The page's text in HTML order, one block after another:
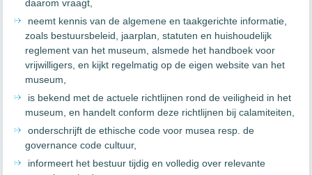
daarom vraagt,
neemt kennis van de algemene en taakgerichte informatie,
zoals bestuursbeleid, jaarplan, statuten en huishoudelijk
reglement van het museum, alsmede het handboek voor
vrijwilligers, en kijkt regelmatig op de eigen website van het
museum,
is bekend met de actuele richtlijnen rond de veiligheid in het
museum, en handelt conform deze richtlijnen bij calamiteiten,
onderschrijft de ethische code voor musea resp. de
governance code cultuur,
informeert het bestuur tijdig en volledig over relevante